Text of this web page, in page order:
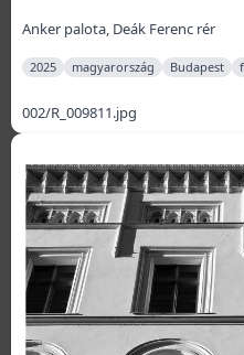
Anker palota, Deák Ferenc rér
2025 magyarország Budapest
002/R_009811.jpg